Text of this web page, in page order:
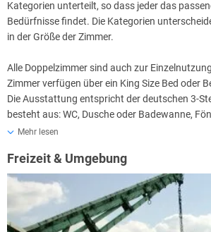
Angebot an Sitzmöglichkeiten. Der
traditionsgerecht einen Walnussbaum in der
Veranstaltung exklusiv gebucht werden.
Die Hotelküche - fränkische Bodenständigkeit
Überraschungen!
Lassen Sie sich inspirieren! Gerne erfüllt das
gestaltet der Küchenchef ein Münü für Ihren
und exklusiv.
Kategorien unterteilt, so dass jeder das
Bedürfnisse findet. Die Kategorien
in der Größe der Zimmer.
Alle Doppelzimmer sind auch zur
Zimmer verfügen über ein King Size Bed oder
Die Ausstattung entspricht der deutschen 3-
besteht aus: WC, Dusche oder Badewanne,
Flachbildfernseher. Als besonderes Angebot
angeboten.
Das Hotel stellt Ihnen gerne Kinderbetten und
Verfügung. Ein Spielplatz in der Nähe des
die richtige Fläche um sich nach der meist
Mehr lesen
Freizeit & Umgebung